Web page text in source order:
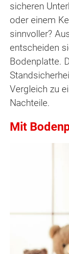
sicheren
oder einem
sinnvoller?
entscheiden
Bodenplatte.
Vergleich zu
Nachteile.
Mit